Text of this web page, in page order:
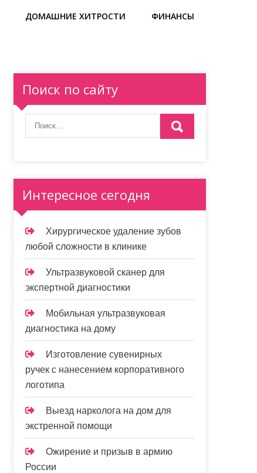
ДОМАШНИЕ ХИТРОСТИ ФИНАНСЫ
Поиск по сайту
Интересное сегодня
Хирургическое удаление зубов
любой сложности в клинике
Ультразвуковой сканер для
экспертной диагностики
Мобильная ультразвуковая
диагностика на дому
Изготовление сувенирных
ручек с нанесением корпоративного
логотипа
Выезд нарколога на дом для
экстренной помощи
Ожирение и призыв в армию
России